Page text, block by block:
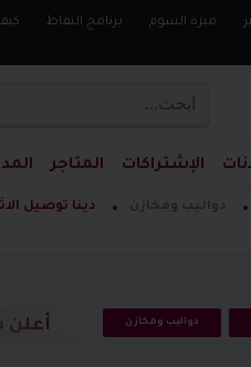
ميزة السوم برنامج النقاط
الإشتراكات المتاجر
دواليب ومخازن دينا توصيل الاثاث
دواليب ومخازن أعلن